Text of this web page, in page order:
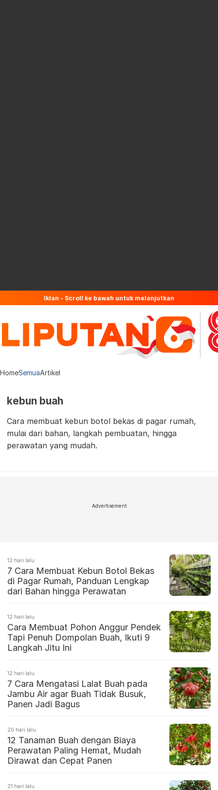
Iklan - Scroll ke bawah untuk melanjutkan
HomeSemuaArtikel
kebun buah
Cara membuat kebun botol bekas di pagar rumah,
mulai dari bahan, langkah pembuatan, hingga
perawatan yang mudah.
Advertisement
12 hari lalu
7 Cara Membuat Kebun Botol Bekas
di Pagar Rumah, Panduan Lengkap
dari Bahan hingga Perawatan
12 hari lalu
Cara Membuat Pohon Anggur Pendek
Tapi Penuh Dompolan Buah, Ikuti 9
Langkah Jitu Ini
12 hari lalu
7 Cara Mengatasi Lalat Buah pada
Jambu Air agar Buah Tidak Busuk,
Panen Jadi Bagus
20 hari lalu
12 Tanaman Buah dengan Biaya
Perawatan Paling Hemat, Mudah
Dirawat dan Cepat Panen
21 hari lalu